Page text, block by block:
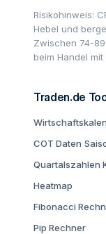
Risikohinweis:
Hebel und
Zwischen 74-
beim Handel mit
Traden.de
COT Daten
Quartalszahlen
Heatmap
Fibonacci
Pip Rechner